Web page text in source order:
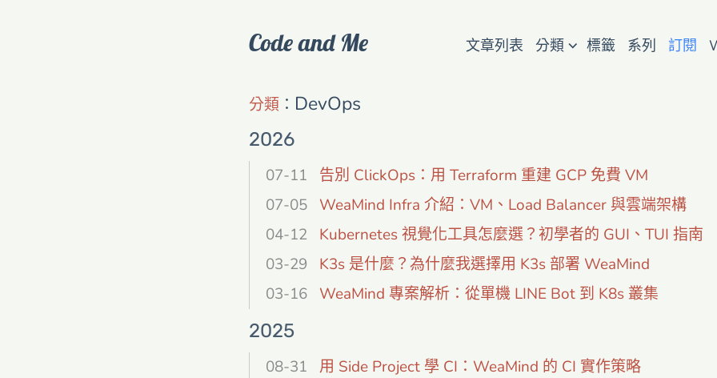
Code and Me 文章列表 分類 ⌵ 標籤 系列 訂閱
分類： DevOps
2026
07-11
告別 ClickOps：用 Terraform 重建 GCP 免費 VM
07-05
WeaMind Infra 介紹：VM、Load Balancer 與雲端架構
04-12
Kubernetes 視覺化工具怎麼選？初學者的 GUI、TUI 指南
03-29
K3s 是什麼？為什麼我選擇用 K3s 部署 WeaMind
03-16
WeaMind 專案解析：從單機 LINE Bot 到 K8s 叢集
2025
08-31
用 Side Project 學 CI：WeaMind 的 CI 實作策略